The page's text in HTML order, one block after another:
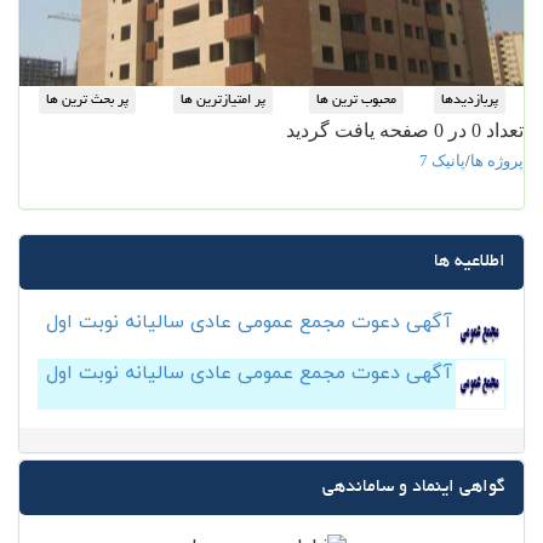
تعداد 0 در 0 صفحه یافت گردید
پروژه ها/پانیک 7
اطلاعیه ها
آگهی دعوت مجمع عمومی عادی سالیانه نوبت اول
آگهی دعوت مجمع عمومی عادی سالیانه نوبت اول
گواهی اینماد و ساماندهی